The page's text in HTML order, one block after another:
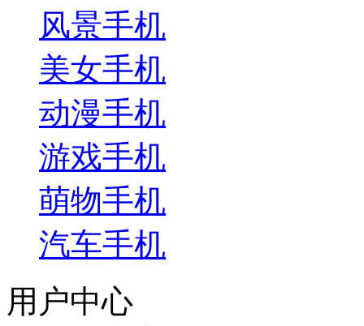
风景手机
美女手机
动漫手机
游戏手机
萌物手机
汽车手机
用户中心